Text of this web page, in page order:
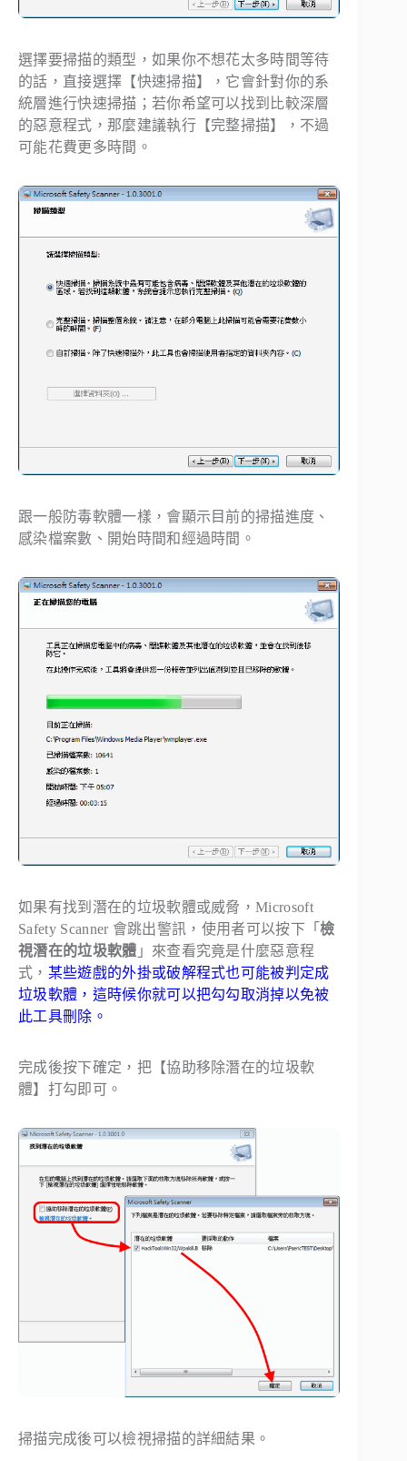
選擇要掃描的類型，如果你不想花太多時間等待
的話，直接選擇【快速掃描】，它會針對你的系
統層進行快速掃描；若你希望可以找到比較深層
的惡意程式，那麼建議執行【完整掃描】，不過
可能花費更多時間。
跟一般防毒軟體一樣，會顯示目前的掃描進度、
感染檔案數、開始時間和經過時間。
如果有找到潛在的垃圾軟體或威脅，Microsoft
Safety Scanner 會跳出警訊，使用者可以按下「檢
視潛在的垃圾軟體 」來查看究竟是什麼惡意程
式， 某些遊戲的外掛或破解程式也可能被判定成
垃圾軟體，這時候你就可以把勾勾取消掉以免被
此工具刪除。
完成後按下確定，把【協助移除潛在的垃圾軟
體】打勾即可。
掃描完成後可以檢視掃描的詳細結果。